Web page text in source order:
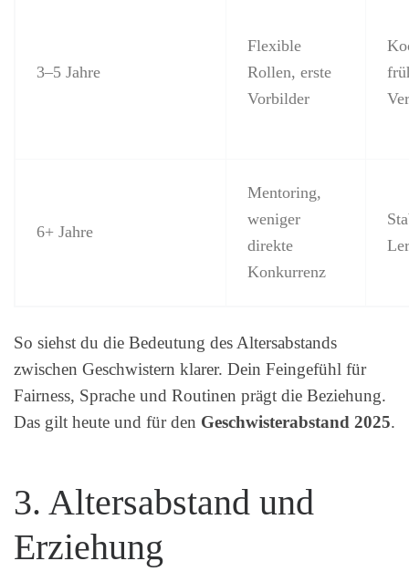
3–5 Jahre
Flexible
Rollen, erste
Vorbilder
6+ Jahre
Mentoring,
weniger
direkte
Konkurrenz
So siehst du die Bedeutung des Altersabstands
zwischen Geschwistern klarer. Dein Feingefühl für
Fairness, Sprache und Routinen prägt die Beziehung.
Das gilt heute und für den Geschwisterabstand 2025.
3. Altersabstand und
Erziehung